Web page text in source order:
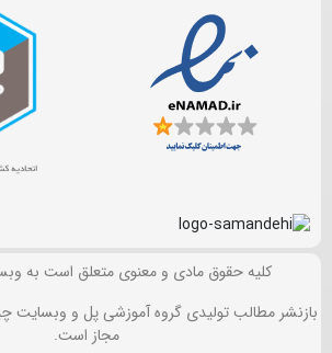
کلیه حقوق مادی و معنوی متعلق است به
بازنشر مطالب تولیدی گروه آموزشی پل و وبسایت
مجاز است.